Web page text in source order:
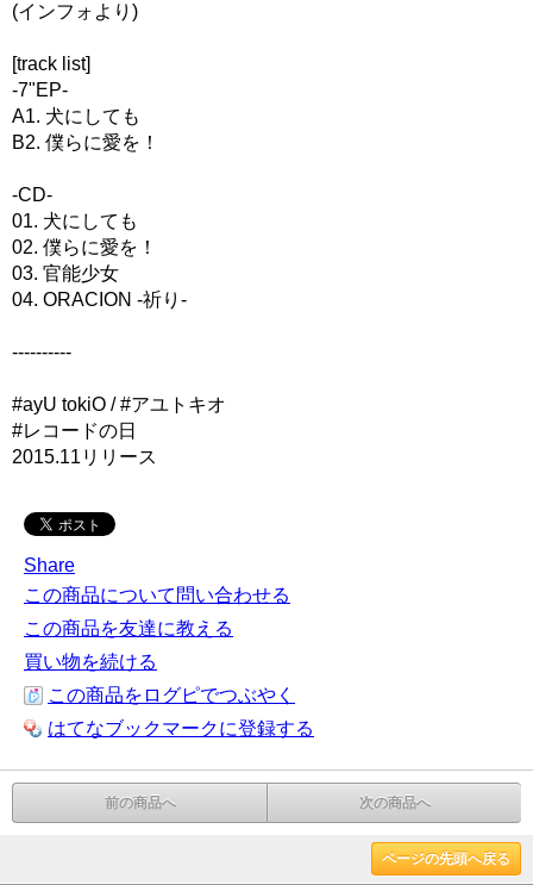
(インフォより)
[track list]
-7"EP-
A1. 犬にしても
B2. 僕らに愛を！
-CD-
01. 犬にしても
02. 僕らに愛を！
03. 官能少女
04. ORACION -祈り-
----------
#ayU tokiO / #アユトキオ
#レコードの日
2015.11リリース
Share
この商品について問い合わせる
この商品を友達に教える
買い物を続ける
この商品をログピでつぶやく
はてなブックマークに登録する
前の商品へ 次の商品へ
ページの先頭へ戻る